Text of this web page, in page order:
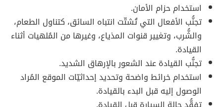
استخدام حزام الأمان.
تجنُّب الأفعال التي تُشتّت انتباه السائق، كتناول الطعام،
والشُّرب، وتغيير قنوات المذياع، وغيرها من المُلهيات أثناء
القيادة.
تجنُّب القيادة عند الشعور بالإرهاق الشديد.
استخدام خرائط واضحة وتحديد إحداثيّات الموقع المُراد
الوصول إليه قبل البدء بالقيادة.